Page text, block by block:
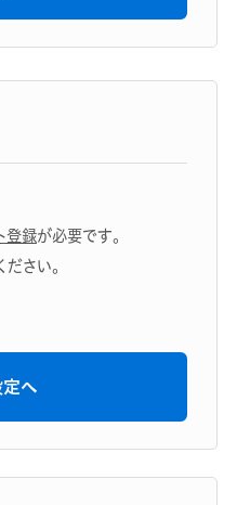
登録が必要です。
ださい。
へ